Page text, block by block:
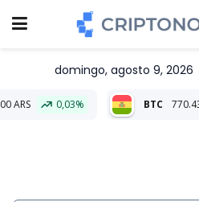
domingo, agosto 9, 2026
BTC 770.435,71 BOB